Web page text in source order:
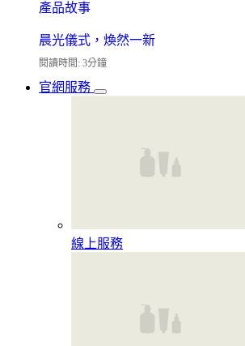
產品故事
晨光儀式，煥然一新
閱讀時間: 3分鐘
官網服務
線上服務